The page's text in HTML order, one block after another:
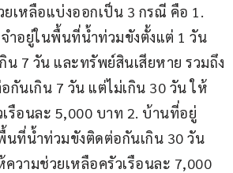
เหลือแบ่งออกเป็น 3 กรณี คือ 1.
ำอยู่ในพื้นที่น้ำท่วมขังตั้งแต่ 1 วัน
น 7 วัน และทรัพย์สินเสียหาย รวมถึง
นเกิน 7 วัน แต่ไม่เกิน 30 วัน ให้
รือนละ 5,000 บาท 2. บ้านที่อยู่
นที่น้ำท่วมขังติดต่อกันเกิน 30 วัน
ความช่วยเหลือครัวเรือนละ 7,000